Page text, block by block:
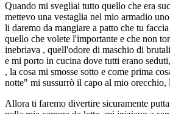
Quando mi svegliai tutto quello che era
mettevo una vestaglia nel mio armadio
li daremo da mangiare a patto che tu
quello che volete l'importante e che non
inebriava , quell'odore di maschio di
e mi porto in cucina dove tutti erano
, la cosa mi smosse sotto e come prima
notte" mi sussurrò il capo al mio orecchio,
Allora ti faremo divertire sicuramente